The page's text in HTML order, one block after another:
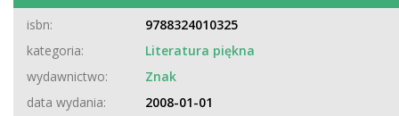
isbn:
9788324010325
kategoria:
Literatura piękna
wydawnictwo:
Znak
data wydania:
2008-01-01